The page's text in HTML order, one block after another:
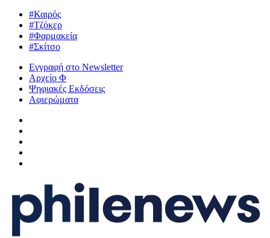
#Καιρός
#Τζόκερ
#Φαρμακεία
#Σκίτσο
Εγγραφή στο Newsletter
Αρχείο Φ
Ψηφιακές Εκδόσεις
Αφιερώματα